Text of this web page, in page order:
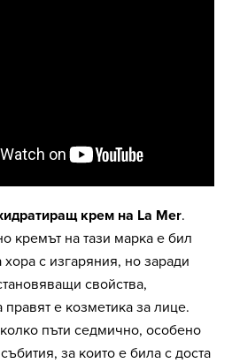
крем на La Mer.
кремът на тази марка е бил
хора с изгаряния, но заради
свойства,
правят е козметика за лице.
пъти седмично, особено
за които е била с доста